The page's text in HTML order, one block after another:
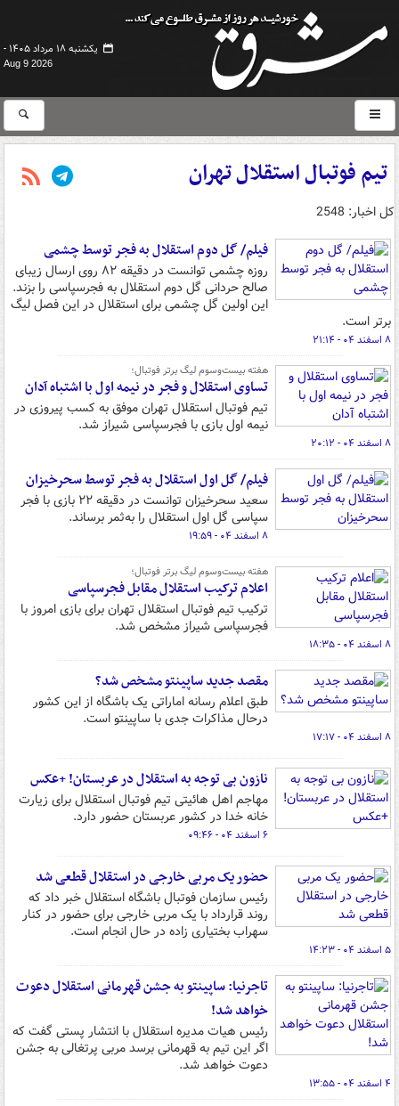
یکشنبه ۱۸ مرداد ۱۴۰۵ -
Aug 9 2026
تیم فوتبال استقلال تهران
کل اخبار: 2548
فیلم/ گل دوم استقلال به فجر توسط چشمی
روزه چشمی توانست در دقیقه ۸۲ روی ارسال زیبای
صالح حردانی گل دوم استقلال به فجرسپاسی را بزند.
این اولین گل چشمی برای استقلال در این فصل لیگ
برتر است.
۸ اسفند ۰۴ - ۲۱:۱۴
هفته بیست‌وسوم لیگ برتر فوتبال؛
تساوی استقلال و فجر در نیمه اول با اشتباه آدان
تیم فوتبال استقلال تهران موفق به کسب پیروزی در
نیمه اول بازی با فجرسپاسی شیراز شد.
۸ اسفند ۰۴ - ۲۰:۱۲
فیلم/ گل اول استقلال به فجر توسط سحرخیزان
سعید سحرخیزان توانست در دقیقه ۲۲ بازی با فجر
سپاسی گل اول استقلال را به‌ثمر برساند.
۸ اسفند ۰۴ - ۱۹:۵۹
هفته بیست‌وسوم لیگ برتر فوتبال؛
اعلام ترکیب استقلال مقابل فجرسپاسی
ترکیب تیم فوتبال استقلال تهران برای بازی امروز با
فجرسپاسی شیراز مشخص شد.
۸ اسفند ۰۴ - ۱۸:۳۵
مقصد جدید ساپینتو مشخص شد؟
طبق اعلام رسانه اماراتی یک باشگاه از این کشور
درحال مذاکرات جدی با ساپینتو است.
۸ اسفند ۰۴ - ۱۷:۱۷
نازون بی توجه به استقلال در عربستان! +عکس
مهاجم اهل هائیتی تیم فوتبال استقلال برای زیارت
خانه خدا در کشور عربستان حضور دارد.
۶ اسفند ۰۴ - ۰۹:۴۶
حضور یک مربی خارجی در استقلال قطعی شد
رئیس سازمان فوتبال باشگاه استقلال خبر داد که
روند قرارداد با یک مربی خارجی برای حضور در کنار
سهراب بختیاری زاده در حال انجام است.
۵ اسفند ۰۴ - ۱۴:۲۳
تاجرنیا: ساپینتو به جشن قهرمانی استقلال دعوت
خواهد شد!
رئیس هیات مدیره استقلال با انتشار پستی گفت که
اگر این تیم به قهرمانی برسد مربی پرتغالی به جشن
دعوت خواهد شد.
۴ اسفند ۰۴ - ۱۳:۵۵